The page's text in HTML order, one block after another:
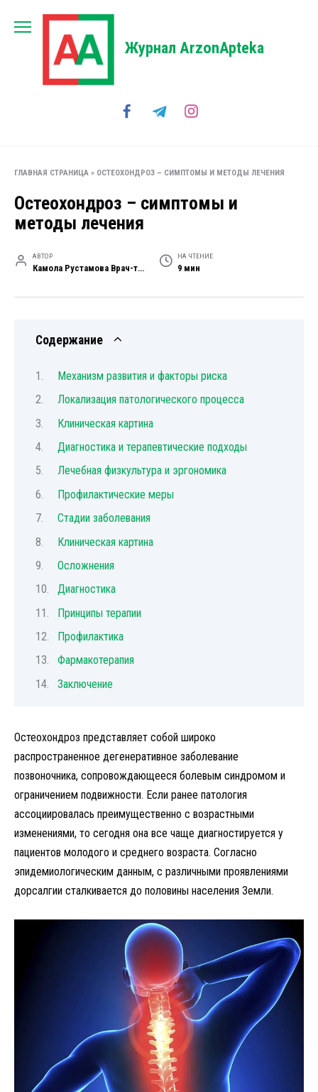
Журнал ArzonApteka
ГЛАВНАЯ СТРАНИЦА » ОСТЕОХОНДРОЗ – СИМПТОМЫ И МЕТОДЫ ЛЕЧЕНИЯ
Остеохондроз – симптомы и
методы лечения
АВТОР
Камола Рустамова Врач-терапевт высшей категории
НА ЧТЕНИЕ
9 мин
Содержание
Механизм развития и факторы риска
Локализация патологического процесса
Клиническая картина
Диагностика и терапевтические подходы
Лечебная физкультура и эргономика
Профилактические меры
Стадии заболевания
Клиническая картина
Осложнения
Диагностика
Принципы терапии
Профилактика
Фармакотерапия
Заключение
Остеохондроз представляет собой широко
распространенное дегенеративное заболевание
позвоночника, сопровождающееся болевым синдромом и
ограничением подвижности. Если ранее патология
ассоциировалась преимущественно с возрастными
изменениями, то сегодня она все чаще диагностируется у
пациентов молодого и среднего возраста. Согласно
эпидемиологическим данным, с различными проявлениями
дорсалгии сталкивается до половины населения Земли.